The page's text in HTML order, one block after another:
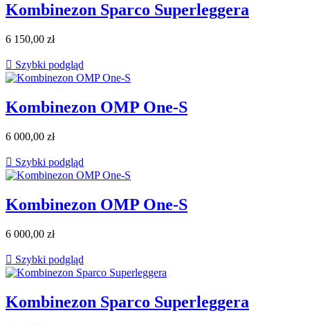
Kombinezon Sparco Superleggera
6 150,00 zł
 Szybki podgląd
Kombinezon OMP One-S
6 000,00 zł
 Szybki podgląd
Kombinezon OMP One-S
6 000,00 zł
 Szybki podgląd
Kombinezon Sparco Superleggera